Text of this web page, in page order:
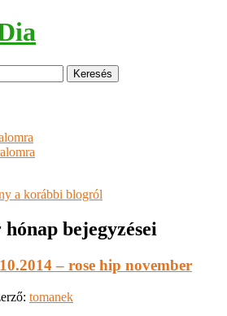
a korábbi blogról
hónap bejegyzései
– rose hip november
tomanek